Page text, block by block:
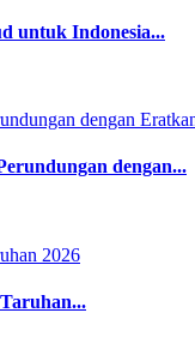
untuk Indonesia...
dengan...